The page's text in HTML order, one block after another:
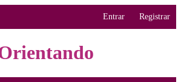
Entrar Registrar